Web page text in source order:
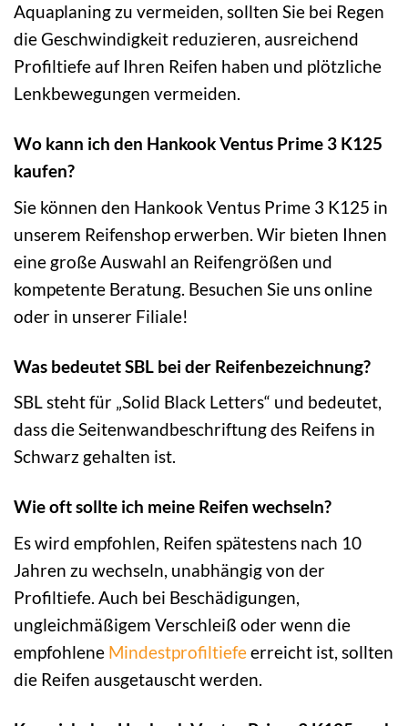
Aquaplaning zu vermeiden, sollten Sie bei Regen
die Geschwindigkeit reduzieren, ausreichend
Profiltiefe auf Ihren Reifen haben und plötzliche
Lenkbewegungen vermeiden.
Wo kann ich den Hankook Ventus Prime 3 K125
kaufen?
Sie können den Hankook Ventus Prime 3 K125 in
unserem Reifenshop erwerben. Wir bieten Ihnen
eine große Auswahl an Reifengrößen und
kompetente Beratung. Besuchen Sie uns online
oder in unserer Filiale!
Was bedeutet SBL bei der Reifenbezeichnung?
SBL steht für „Solid Black Letters“ und bedeutet,
dass die Seitenwandbeschriftung des Reifens in
Schwarz gehalten ist.
Wie oft sollte ich meine Reifen wechseln?
Es wird empfohlen, Reifen spätestens nach 10
Jahren zu wechseln, unabhängig von der
Profiltiefe. Auch bei Beschädigungen,
ungleichmäßigem Verschleiß oder wenn die
empfohlene Mindestprofiltiefeerreicht ist, sollten
die Reifen ausgetauscht werden.